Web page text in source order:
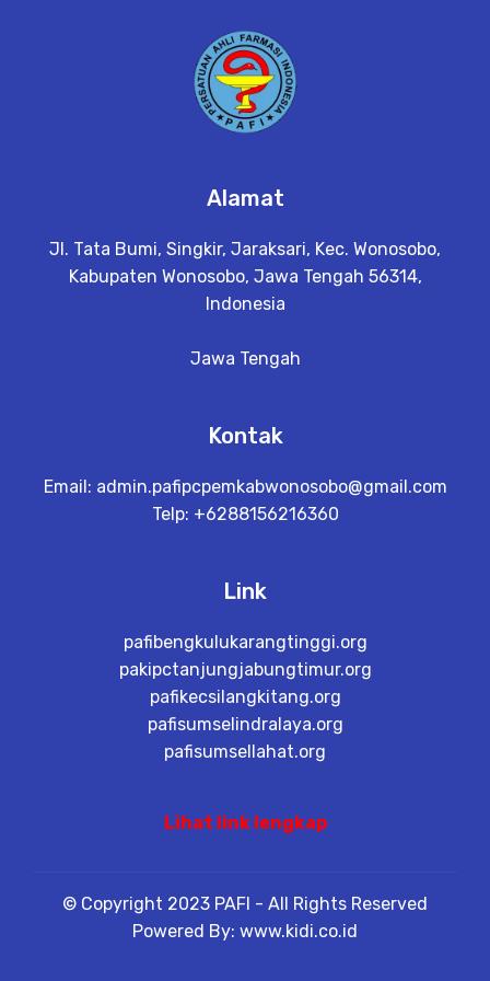
Alamat
Jl. Tata Bumi, Singkir, Jaraksari, Kec. Wonosobo,
Kabupaten Wonosobo, Jawa Tengah 56314,
Indonesia
Jawa Tengah
Kontak
Email: admin.pafipcpemkabwonosobo@gmail.com
Telp: +6288156216360
Link
pafibengkulukarangtinggi.org
pakipctanjungjabungtimur.org
pafikecsilangkitang.org
pafisumselindralaya.org
pafisumsellahat.org
Lihat link lengkap
© Copyright 2023 PAFI - All Rights Reserved
Powered By: www.kidi.co.id